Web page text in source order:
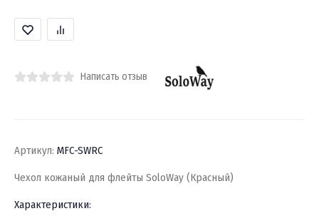
Написать отзыв
Артикул: MFC-SWRC
Чехол кожаный для флейты SoloWay (Красный)
Характеристики: